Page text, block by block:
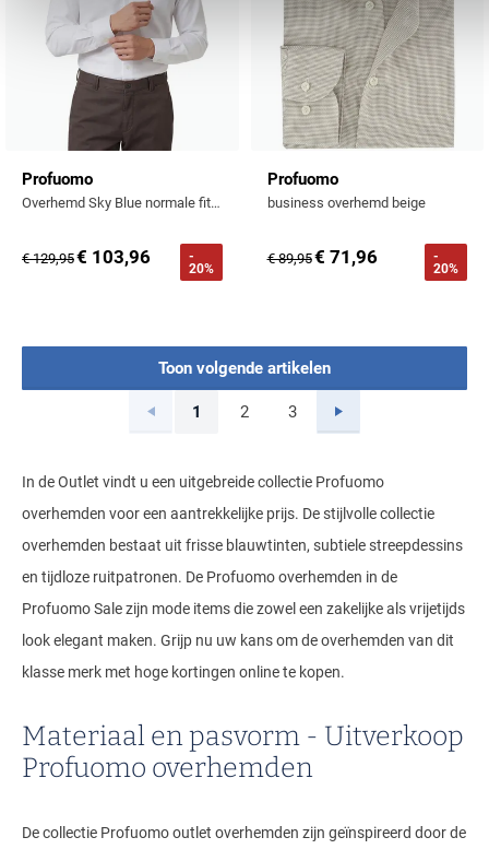
Profuomo
Overhemd Sky Blue normale fit wit two ply
€ 129,95€ 103,96
-
20%
Profuomo
business overhemd beige
€ 89,95€ 71,96
-
20%
Toon volgende artikelen
Vorige
1
2
3 Volgende
In de Outlet vindt u een uitgebreide collectie Profuomo
overhemden voor een aantrekkelijke prijs. De stijlvolle collectie
overhemden bestaat uit frisse blauwtinten, subtiele streepdessins
en tijdloze ruitpatronen. De Profuomo overhemden in de
Profuomo Sale zijn mode items die zowel een zakelijke als vrijetijds
look elegant maken. Grijp nu uw kans om de overhemden van dit
klasse merk met hoge kortingen online te kopen.
Materiaal en pasvorm - Uitverkoop
Profuomo overhemden
De collectie Profuomo outlet overhemden zijn geïnspireerd door de